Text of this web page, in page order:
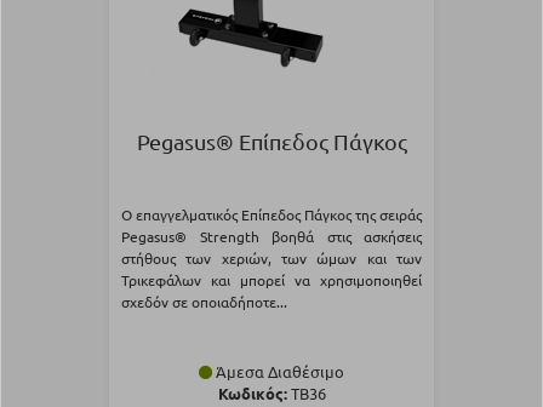
Pegasus® Επίπεδος Πάγκος
Ο επαγγελματικός Επίπεδος Πάγκος της σειράς
Pegasus® Strength βοηθά στις ασκήσεις
στήθους των χεριών, των ώμων και των
Τρικεφάλων και μπορεί να χρησιμοποιηθεί
σχεδόν σε οποιαδήποτε...
Άμεσα Διαθέσιμο
Κωδικός:TB36